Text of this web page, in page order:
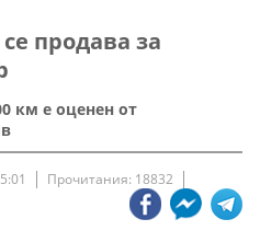
продава за
км е оценен от
Прочитания: 18832